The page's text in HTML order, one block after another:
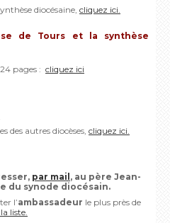
diocésaine, cliquez ici.
de Tours et la synthèse
pages : cliquez ici
des autres diocèses, cliquez ici.
par mail , au père Jean-
du synode diocésain.
l’ambassadeur le plus près de
liste.